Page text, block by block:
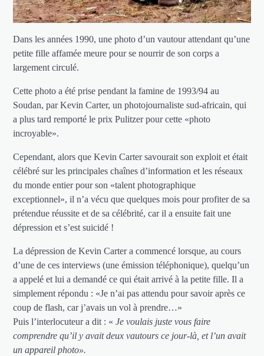
Dans les années 1990, une photo d’un vautour attendant qu’une
petite fille affamée meure pour se nourrir de son corps a
largement circulé.
Cette photo a été prise pendant la famine de 1993/94 au
Soudan, par Kevin Carter, un photojournaliste sud-africain, qui
a plus tard remporté le prix Pulitzer pour cette «photo
incroyable».
Cependant, alors que Kevin Carter savourait son exploit et était
célébré sur les principales chaînes d’information et les réseaux
du monde entier pour son «talent photographique
exceptionnel», il n’a vécu que quelques mois pour profiter de sa
prétendue réussite et de sa célébrité, car il a ensuite fait une
dépression et s’est suicidé !
La dépression de Kevin Carter a commencé lorsque, au cours
d’une de ces interviews (une émission téléphonique), quelqu’un
a appelé et lui a demandé ce qui était arrivé à la petite fille. Il a
simplement répondu : «Je n’ai pas attendu pour savoir après ce
coup de flash, car j’avais un vol à prendre…»
Puis l’interlocuteur a dit : «Je voulais juste vous faire
comprendre qu’il y avait deux vautours ce jour-là, et l’un avait
un appareil photo».